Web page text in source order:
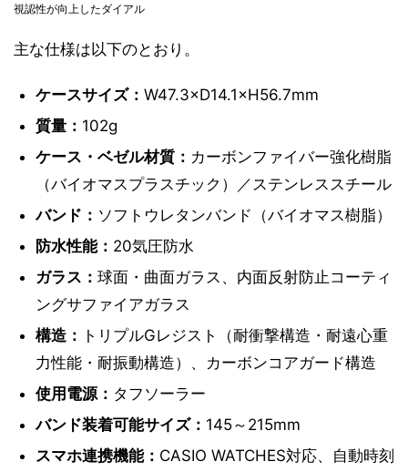
視認性が向上したダイアル
主な仕様は以下のとおり。
ケースサイズ： W47.3×D14.1×H56.7mm
質量： 102g
ケース・ベゼル材質： カーボンファイバー強化樹脂
（バイオマスプラスチック）／ステンレススチール
バンド： ソフトウレタンバンド（バイオマス樹脂）
防水性能： 20気圧防水
ガラス： 球面・曲面ガラス、内面反射防止コーティ
ングサファイアガラス
構造： トリプルGレジスト（耐衝撃構造・耐遠心重
力性能・耐振動構造）、カーボンコアガード構造
使用電源： タフソーラー
バンド装着可能サイズ： 145～215mm
スマホ連携機能： CASIO WATCHES対応、自動時刻